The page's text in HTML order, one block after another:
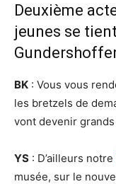
Deuxième
jeunes se
BK : Vous vous
les bretzels de
vont devenir grands
YS : D’ailleurs notre
musée, sur le